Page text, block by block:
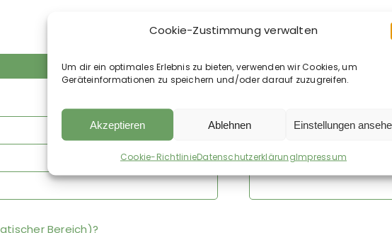
Cookie-Zustimmung verwalten
Um dir ein optimales Erlebnis zu bieten, verwenden wir Cookies, um
Geräteinformationen zu speichern und/oder darauf zuzugreifen.
Akzeptieren Ablehnen Einstellungen
Cookie-RichtlinieDatenschutzerklärungImpressum
Telefon*
Bereich)?